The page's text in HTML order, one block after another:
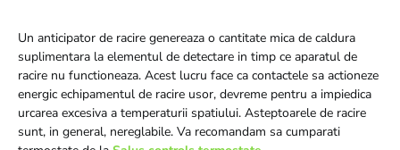
Un anticipator de racire genereaza o cantitate mica de caldura
suplimentara la elementul de detectare in timp ce aparatul de
racire nu functioneaza. Acest lucru face ca contactele sa actioneze
energic echipamentul de racire usor, devreme pentru a impiedica
urcarea excesiva a temperaturii spatiului. Asteptoarele de racire
sunt, in general, nereglabile. Va recomandam sa cumparati